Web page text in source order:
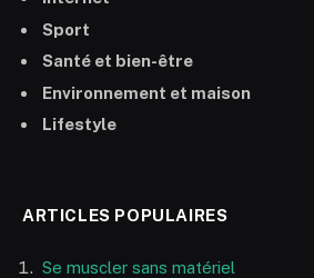
Sport
Santé et bien-être
Environnement et maison
Lifestyle
ARTICLES POPULAIRES
Se muscler sans matériel